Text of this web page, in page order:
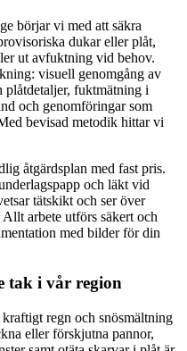
börjar vi med att säkra
dukar eller plåt,
ut avfuktning vid behov.
visuell genomgång av
fuktmätning i
och genomföringar som
bevisad metodik hittar vi
åtgärdsplan med fast pris.
och läkt vid
tätskikt och ser över
arbete utförs säkert och
med bilder för din
tak i vår region
regn och snösmältning
eller förskjutna pannor,